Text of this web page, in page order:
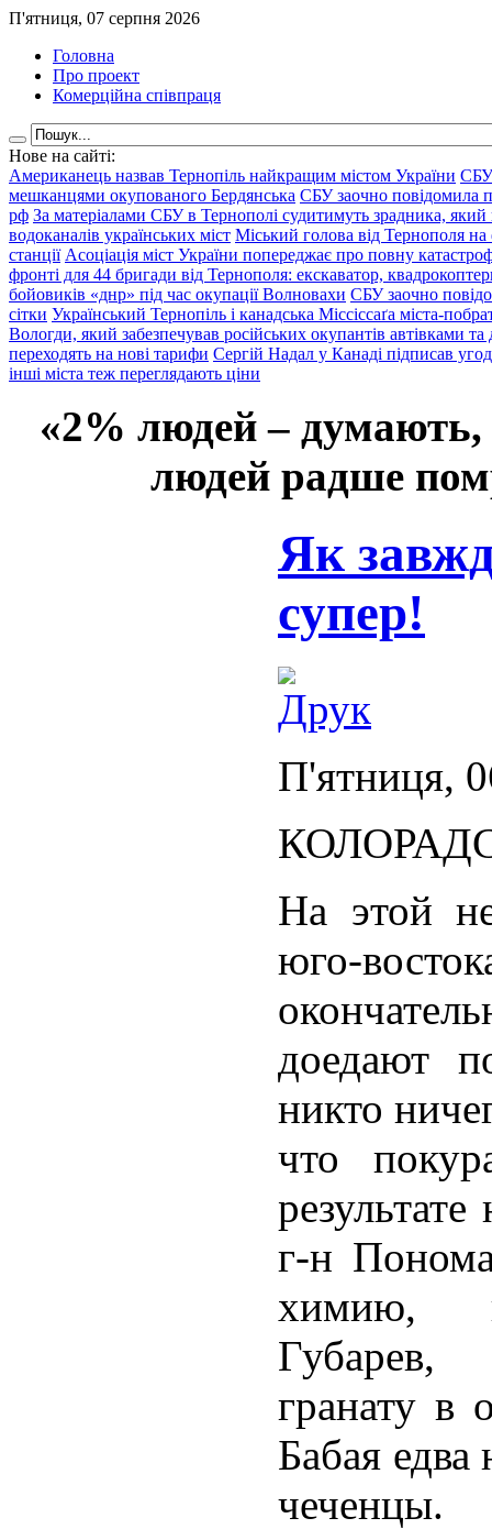
П'ятниця, 07 серпня 2026
Головна
Про проект
Комерційна співпраця
Нове на сайті:
Американець назвав Тернопіль найкращим містом України СБУ
мешканцями окупованого Бердянська СБУ заочно повідомила
рф За матеріалами СБУ в Тернополі судитимуть зрадника, який
водоканалів українських міст Міський голова від Тернополя
станції Асоціація міст України попереджає про повну
фронті для 44 бригади від Тернополя: екскаватор,
бойовиків «днр» під час окупації Волновахи СБУ заочно
сітки Український Тернопіль і канадська Міссіссаґа міста-
Вологди, який забезпечував російських окупантів автівками
переходять на нові тарифи Сергій Надал у Канаді підписав
інші міста теж переглядають ціни
«2% людей –
людей радше
Як
супер!
П'ятниця,
На этой
юго-
доедают
никто
что
г-н
химию,
гранату в
Бабая едва
чеченцы.